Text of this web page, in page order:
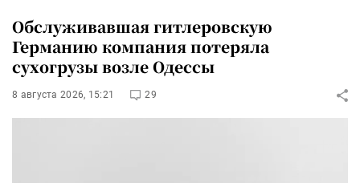
Обслуживавшая гитлеровскую
Германию компания потеряла
сухогрузы возле Одессы
8 августа 2026, 15:21 29